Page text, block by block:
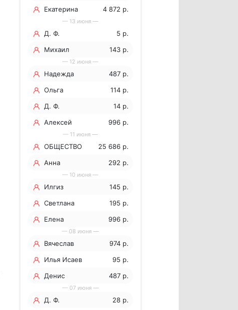
Екатерина
4 872 р.
— 13 июня —
Д. Ф.
5 р.
Михаил
143 р.
— 12 июня —
Надежда
487 р.
Ольга
114 р.
Д. Ф.
14 р.
Алексей
996 р.
— 11 июня —
ОБЩЕСТВО
С
ОГРАНИЧЕННОЙ
25 686 р.
Анна
292 р.
— 10 июня —
Илгиз
145 р.
Светлана
Лобанова
195 р.
Елена
996 р.
— 08 июня —
Вячеслав
974 р.
Илья Исаев
95 р.
Денис
Патрушев
487 р.
— 07 июня —
Д. Ф.
28 р.